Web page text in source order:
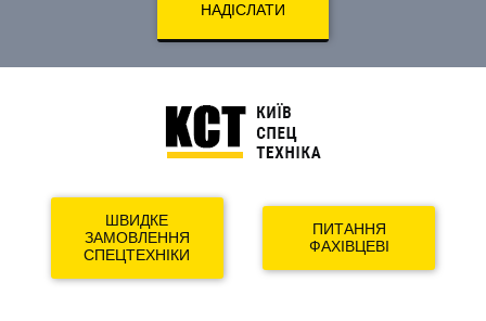
НАДІСЛАТИ
ШВИДКЕ
ЗАМОВЛЕННЯ
СПЕЦТЕХНІКИ
ПИТАННЯ
ФАХІВЦЕВІ